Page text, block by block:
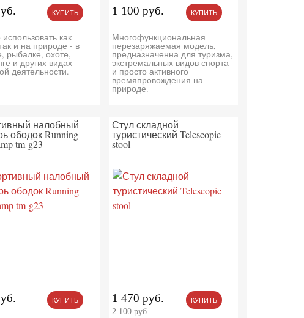
КУПИТЬ
как
и на природе - в
рыбалке, охоте,
и других видах
деятельности.
1 100 руб. КУПИТЬ
Многофункциональная
перезаряжаемая модель,
предназначенна для туризма,
экстремальных видов спорта
и просто активного
времяпровождения на
природе.
налобный
ободок Running
tm-g23
КУПИТЬ
Стул складной
туристический Telescopic
stool
1 470 руб.
2 100 руб.
КУПИТЬ